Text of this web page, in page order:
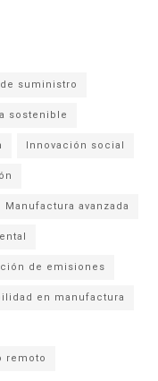
suministro
sostenible
Innovación social
Manufactura avanzada
de emisiones
en manufactura
remoto